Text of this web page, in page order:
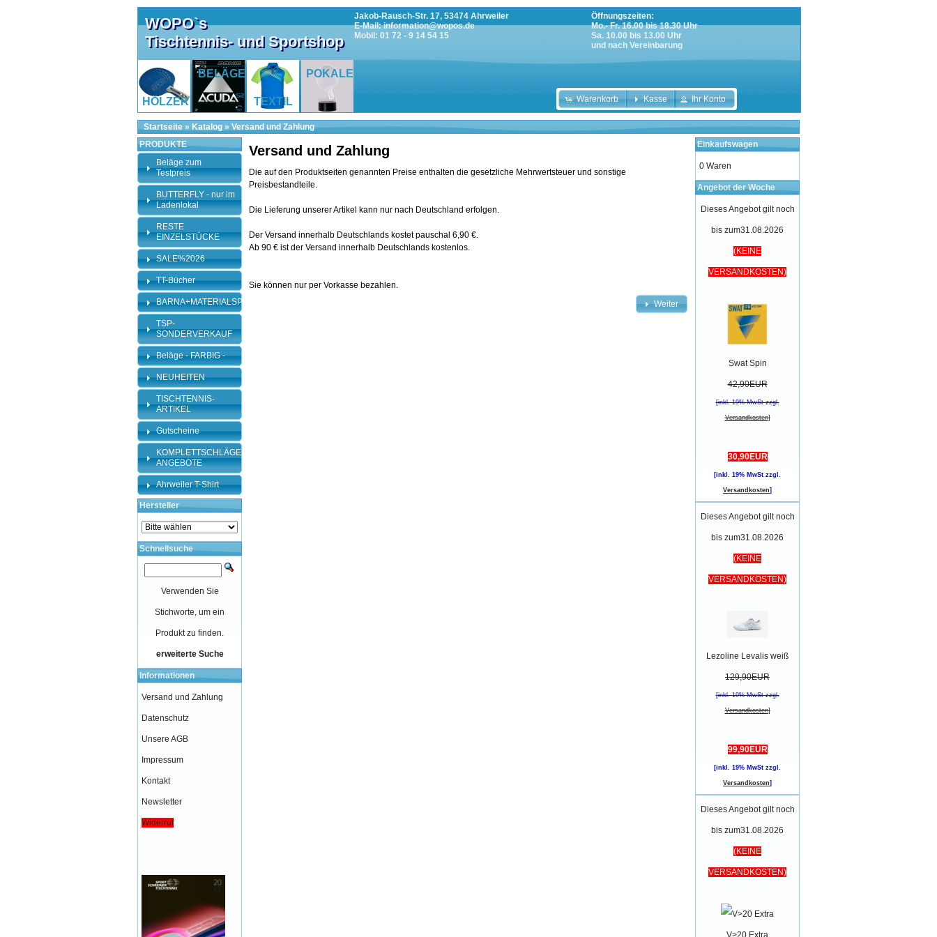
WOPO`s
Tischtennis- und Sportshop
Jakob-Rausch-Str. 17, 53474 Ahrweiler
E-Mail: information@wopos.de
Mobil: 01 72 - 9 14 54 15
Öffnungszeiten:
Mo.- Fr. 16.00 bis 18.30 Uhr
Sa. 10.00 bis 13.00 Uhr
und nach Vereinbarung
HÖLZER
BELÄGE
TEXTIL
POKALE
Warenkorb Kasse Ihr Konto
Startseite » Katalog » Versand und Zahlung
Versand und Zahlung
Die auf den Produktseiten genannten Preise enthalten die gesetzliche Mehrwertsteuer und sonstige
Preisbestandteile.
Die Lieferung unserer Artikel kann nur nach Deutschland erfolgen.
Der Versand innerhalb Deutschlands kostet pauschal 6,90 €.
Ab 90 € ist der Versand innerhalb Deutschlands kostenlos.
Sie können nur per Vorkasse bezahlen.
Weiter
PRODUKTE
Beläge zum
Testpreis
BUTTERFLY - nur im
Ladenlokal
RESTE
EINZELSTÜCKE
SALE%2026
TT-Bücher
BARNA+MATERIALSPEZI
TSP-
SONDERVERKAUF
Beläge - FARBIG -
NEUHEITEN
TISCHTENNIS-
ARTIKEL
Gutscheine
KOMPLETTSCHLÄGER-
ANGEBOTE
Ahrweiler T-Shirt
Hersteller
Schnellsuche
Verwenden Sie
Stichworte, um ein
Produkt zu finden.
erweiterte Suche
Informationen
Versand und Zahlung
Datenschutz
Unsere AGB
Impressum
Kontakt
Newsletter
Widerruf
Einkaufswagen
0 Waren
Angebot der Woche
Dieses Angebot gilt noch
bis zum31.08.2026
(KEINE
VERSANDKOSTEN)
Swat Spin
42,90EUR
[inkl. 19% MwSt zzgl.
Versandkosten]
30,90EUR
[inkl. 19% MwSt zzgl.
Versandkosten]
Dieses Angebot gilt noch
bis zum31.08.2026
(KEINE
VERSANDKOSTEN)
Lezoline Levalis weiß
129,90EUR
[inkl. 19% MwSt zzgl.
Versandkosten]
99,90EUR
[inkl. 19% MwSt zzgl.
Versandkosten]
Dieses Angebot gilt noch
bis zum31.08.2026
(KEINE
VERSANDKOSTEN)
V>20 Extra